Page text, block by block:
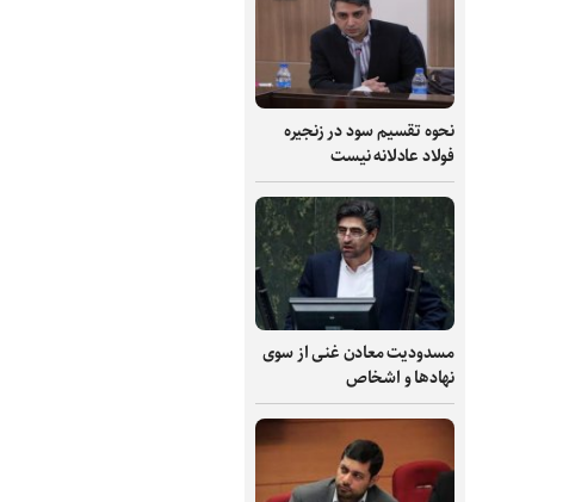
نحوه تقسیم سود در زنجیره
فولاد عادلانه نیست
مسدودیت معادن غنی از سوی
نهادها و اشخاص